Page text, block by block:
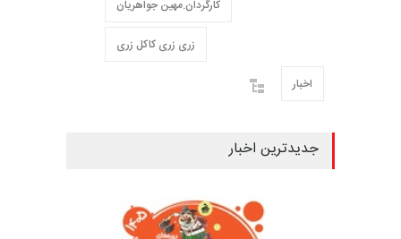
کارگردان.مهین جواهریان
زری زری کاکل زری
اخبار
جدیدترین اخبار